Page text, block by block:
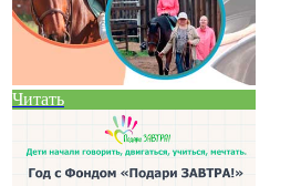
Читать